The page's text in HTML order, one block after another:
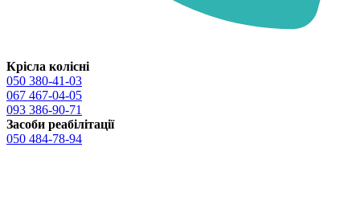
Крісла колісні
050 380-41-03
067 467-04-05
093 386-90-71
Засоби реабілітації
050 484-78-94